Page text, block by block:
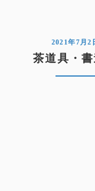
2021年7月2
茶道具・